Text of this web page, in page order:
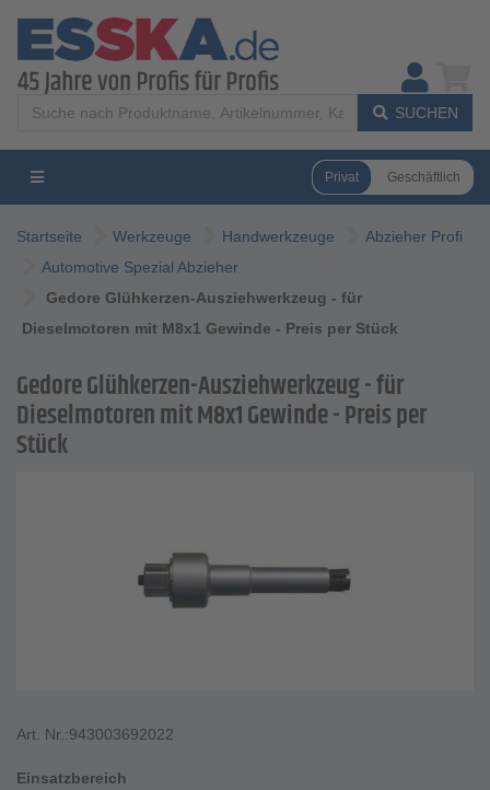
SUCHEN
Privat Geschäftlich
Startseite Werkzeuge Handwerkzeuge
Abzieher Profi
Automotive Spezial Abzieher
Gedore Glühkerzen-Ausziehwerkzeug - für
Dieselmotoren mit M8x1 Gewinde - Preis per Stück
Gedore Glühkerzen-Ausziehwerkzeug - für
Dieselmotoren mit M8x1 Gewinde - Preis per
Stück
Art. Nr.:943003692022
Einsatzbereich